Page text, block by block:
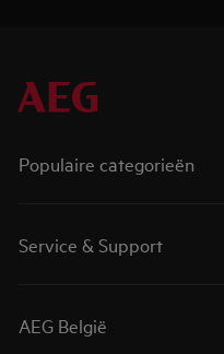
Populaire categorieën
Service & Support
AEG België